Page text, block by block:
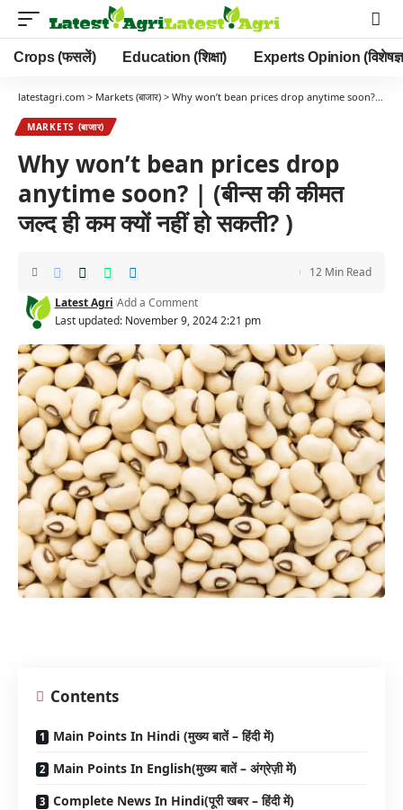
Crops (फसलें) Education (शिक्षा) Experts Opinion (विशेषज्ञ
latestagri.com > Markets (बाजार) > Why won’t bean prices drop anytime soon? | (बीन्स की कीमत जल्द ही कम क्यों नहीं हो सकती? )
MARKETS (बाजार)
Why won’t bean prices drop
anytime soon? | (बीन्स की कीमत
जल्द ही कम क्यों नहीं हो सकती? )
Last updated: November 9, 2024 2:21 pm
Latest Agri Add a Comment
12 Min Read
Contents
Main Points In Hindi (मुख्य बातें – हिंदी में)
Main Points In English(मुख्य बातें – अंग्रेज़ी में)
Complete News In Hindi(पूरी खबर – हिंदी में)